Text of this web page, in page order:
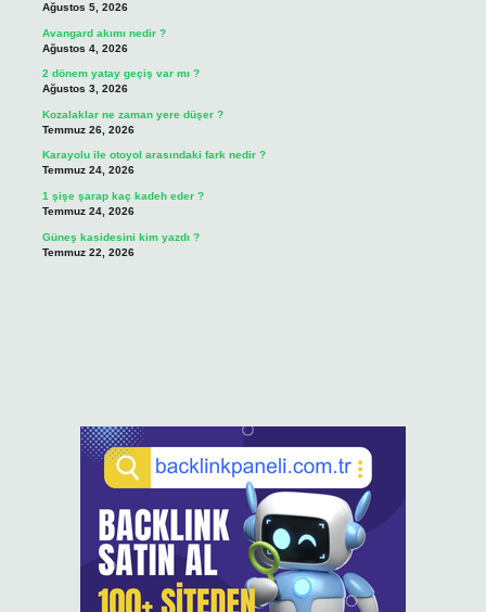
Ağustos 5, 2026
Avangard akımı nedir ?
Ağustos 4, 2026
2 dönem yatay geçiş var mı ?
Ağustos 3, 2026
Kozalaklar ne zaman yere düşer ?
Temmuz 26, 2026
Karayolu ile otoyol arasındaki fark nedir ?
Temmuz 24, 2026
1 şişe şarap kaç kadeh eder ?
Temmuz 24, 2026
Güneş kasidesini kim yazdı ?
Temmuz 22, 2026